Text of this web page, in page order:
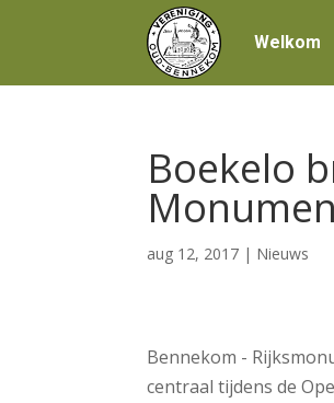
Welkom
Boekelo
aug 12, 2017 | Nieuws
Bennekom -
centraal tijdens de